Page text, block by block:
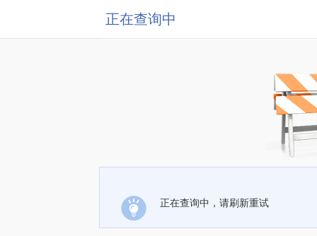
正在查询中
正在查询中，请刷新重试